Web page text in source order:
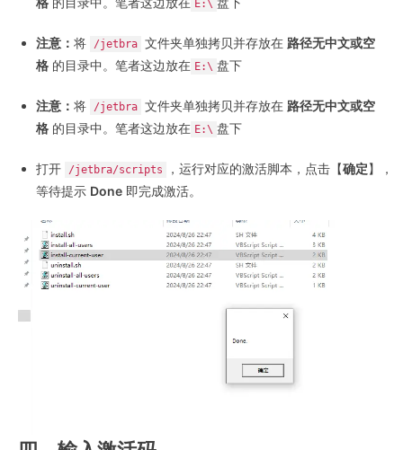
E:\
注意： 将 /jetbra 文件夹单独拷贝并存放在 路径无中文或空
格 的目录中。笔者这边放在 E:\ 盘下
注意： 将 /jetbra 文件夹单独拷贝并存放在 路径无中文或空
格 的目录中。笔者这边放在 E:\ 盘下
打开 /jetbra/scripts ，运行对应的激活脚本，点击【确定】，
等待提示 Done 即完成激活。